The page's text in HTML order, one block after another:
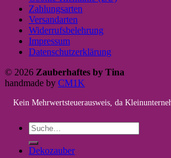
Zahlungsarten
Versandarten
Widerrufsbelehrung
Impressum
Datenschutzerklärung
© 2026 Zauberhaftes by Tina
handmade by CM1K
Kein Mehrwertsteuerausweis, da
Suche
nach:
Dekozauber